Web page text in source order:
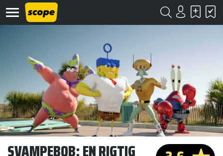
Om
Scope
SVAMPEBOB: EN RIGTIG